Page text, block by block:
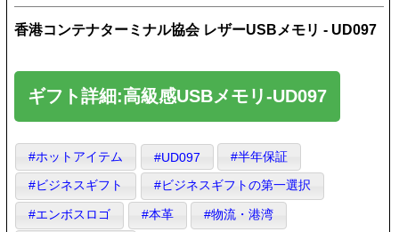
香港コンテナターミナル協会 レザーUSBメモリ - UD097
ギフト詳細:高級感USBメモリ-UD097
#ホットアイテム #UD097 #半年保証
#ビジネスギフト #ビジネスギフトの第一選択
#エンボスロゴ #本革 #物流・港湾